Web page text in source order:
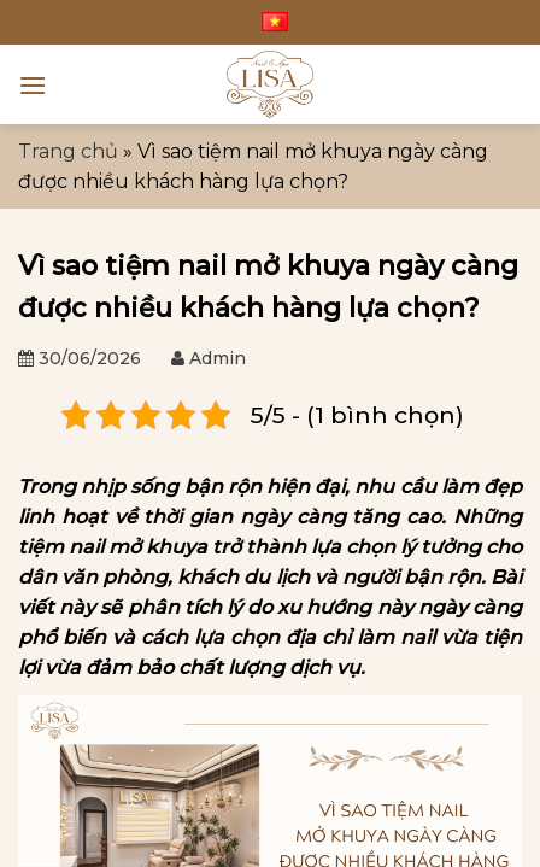
qua
nội
Trang chủ » Vì sao tiệm nail mở khuya ngày càng
được nhiều khách hàng lựa chọn?
Vì sao tiệm nail mở khuya ngày càng
được nhiều khách hàng lựa chọn?
30/06/2026 Admin
5/5 - (1 bình chọn)
Trong nhịp sống bận rộn hiện đại, nhu cầu làm đẹp
linh hoạt về thời gian ngày càng tăng cao. Những
tiệm nail mở khuya trở thành lựa chọn lý tưởng cho
dân văn phòng, khách du lịch và người bận rộn. Bài
viết này sẽ phân tích lý do xu hướng này ngày càng
phổ biến và cách lựa chọn địa chỉ làm nail vừa tiện
lợi vừa đảm bảo chất lượng dịch vụ.